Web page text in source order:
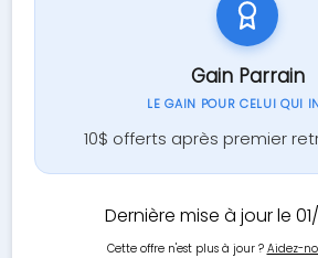
Gain Parrain
LE GAIN POUR CELUI QUI
10$ offerts après premier
Dernière mise à jour le
Cette offre n'est plus à jour ? Aidez-